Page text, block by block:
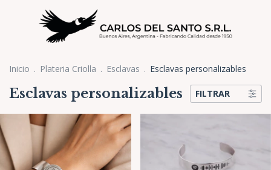
Inicio . Plateria Criolla . Esclavas . Esclavas personalizables
Esclavas personalizables FILTRAR